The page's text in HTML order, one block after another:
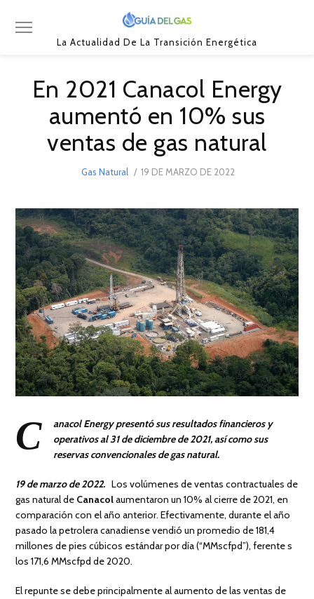
La Actualidad De La Transición Energética
En 2021 Canacol Energy
aumentó en 10% sus
ventas de gas natural
Gas Natural
POSTED
19 DE MARZO DE 2022
DE
2022
C
anacol Energy presentó sus resultados financieros y
operativos al 31 de diciembre de 2021, así como sus
reservas convencionales de gas natural.
19 de marzo de 2022. Los volúmenes de ventas contractuales de
gas natural de Canacolaumentaron un 10% al cierre de 2021, en
comparación con el año anterior. Efectivamente, durante el año
pasado la petrolera canadiense vendió un promedio de 181,4
millones de pies cúbicos estándar por día (“MMscfpd”), ferente s
los 171,6 MMscfpd de 2020.
El repunte se debe principalmente al aumento de las ventas de